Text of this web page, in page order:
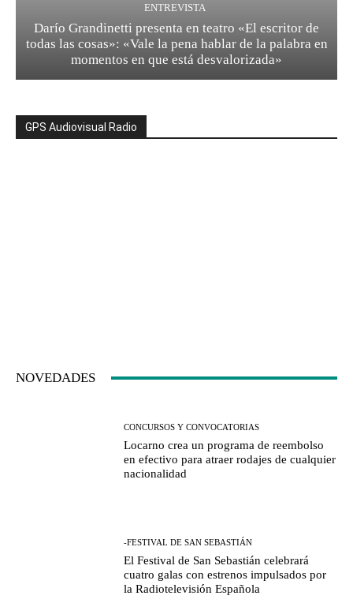
ENTREVISTA
Darío Grandinetti presenta en teatro «El escritor de
todas las cosas»: «Vale la pena hablar de la palabra en
momentos en que está desvalorizada»
GPS Audiovisual Radio
NOVEDADES
CONCURSOS Y CONVOCATORIAS
Locarno crea un programa de reembolso
en efectivo para atraer rodajes de cualquier
nacionalidad
-FESTIVAL DE SAN SEBASTIÁN
El Festival de San Sebastián celebrará
cuatro galas con estrenos impulsados por
la Radiotelevisión Española